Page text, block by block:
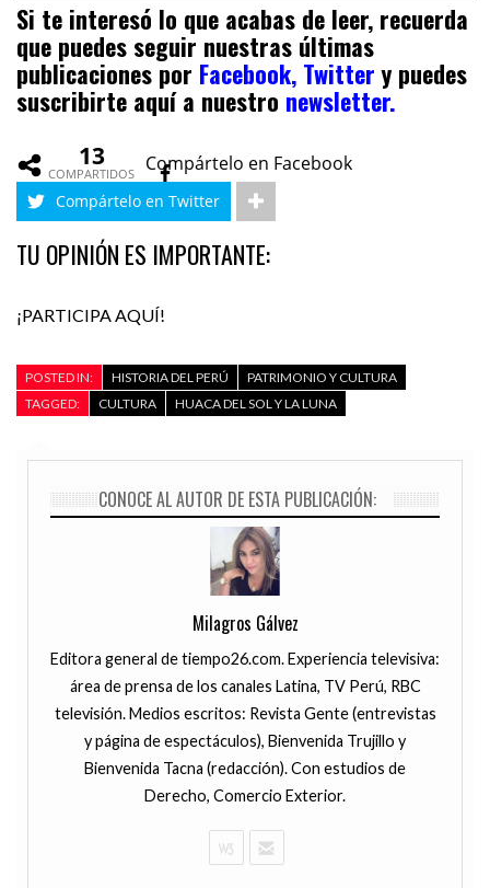
Si te interesó lo que acabas de leer, recuerda
que puedes seguir nuestras últimas
publicaciones por Facebook, Twitter y puedes
suscribirte aquí a nuestro newsletter.
13
COMPARTIDOS Compártelo en Facebook
Compártelo en Twitter
TU OPINIÓN ES IMPORTANTE:
¡PARTICIPA AQUÍ!
POSTED IN: HISTORIA DEL PERÚ
PATRIMONIO Y CULTURA
TAGGED:
CULTURA HUACA DEL SOL Y LA LUNA
CONOCE AL AUTOR DE ESTA PUBLICACIÓN:
Milagros Gálvez
Editora general de tiempo26.com. Experiencia televisiva:
área de prensa de los canales Latina, TV Perú, RBC
televisión. Medios escritos: Revista Gente (entrevistas
y página de espectáculos), Bienvenida Trujillo y
Bienvenida Tacna (redacción). Con estudios de
Derecho, Comercio Exterior.